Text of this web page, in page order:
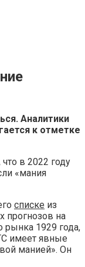
Аналитики
к отметке
в 2022 году
«мания
списке из
прогнозов на
рынка 1929 года,
имеет явные
манией». Он